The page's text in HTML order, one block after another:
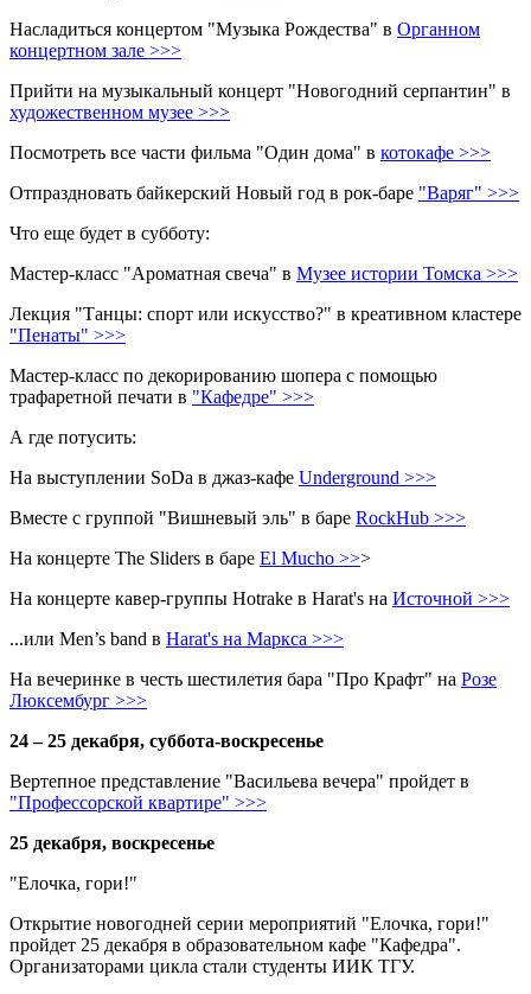
Насладиться концертом "Музыка Рождества" в Органном
концертном зале >>>
Прийти на музыкальный концерт "Новогодний серпантин" в
художественном музее >>>
Посмотреть все части фильма "Один дома" в котокафе >>>
Отпраздновать байкерский Новый год в рок-баре "Варяг" >>>
Что еще будет в субботу:
Мастер-класс "Ароматная свеча" в Музее истории Томска >>>
Лекция "Танцы: спорт или искусство?" в креативном кластере
"Пенаты" >>>
Мастер-класс по декорированию шопера с помощью
трафаретной печати в "Кафедре" >>>
А где потусить:
На выступлении SoDa в джаз-кафе Underground >>>
Вместе с группой "Вишневый эль" в баре RockHub >>>
На концерте The Sliders в баре El Mucho >>>
На концерте кавер-группы Hotrake в Harat's на Источной >>>
...или Men’s band в Harat's на Маркса >>>
На вечеринке в честь шестилетия бара "Про Крафт" на Розе
Люксембург >>>
24 – 25 декабря, суббота-воскресенье
Вертепное представление "Васильева вечера" пройдет в
"Профессорской квартире" >>>
25 декабря, воскресенье
"Елочка, гори!"
Открытие новогодней серии мероприятий "Елочка, гори!"
пройдет 25 декабря в образовательном кафе "Кафедра".
Организаторами цикла стали студенты ИИК ТГУ.